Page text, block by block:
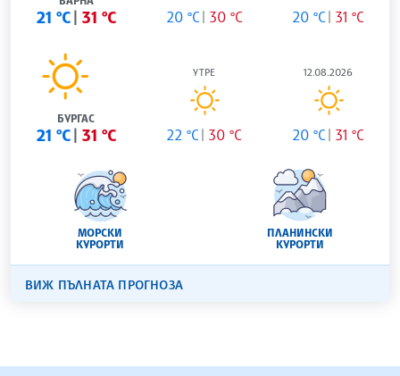
21 °C 31 °C 20 °C 30 °C 20 °C 31 °C
БУРГАС
21 °C 31 °C
УТРЕ
22 °C 30 °C
12.08.2026
20 °C 31 °C
МОРСКИ
КУРОРТИ
ПЛАНИНСКИ
КУРОРТИ
ВИЖ ПЪЛНАТА ПРОГНОЗА